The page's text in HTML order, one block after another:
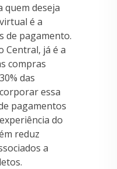
deseja
é a
de pagamento.
Central, já é a
compras
das
essa
pagamentos
do
reduz
a